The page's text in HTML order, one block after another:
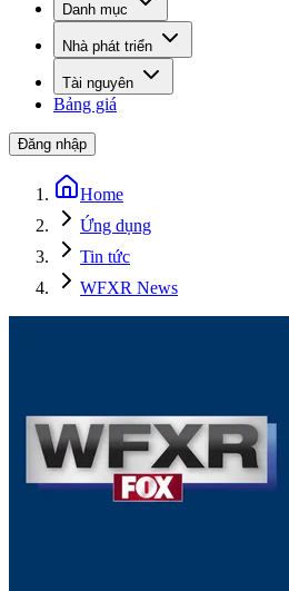
Danh mục
Nhà phát triển
Tài nguyên
Bảng giá
Đăng nhập
Home
Ứng dụng
Tin tức
WFXR News